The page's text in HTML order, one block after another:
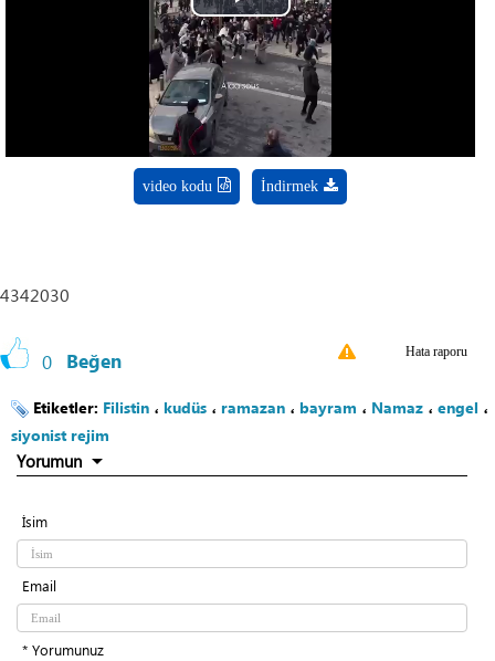
Play
Video
video kodu İndirmek
4342030
0 Beğen Hata raporu
Etiketler: Filistin ، kudüs ، ramazan ، bayram ، Namaz ، engel ،
siyonist rejim
Yorumun
İsim
Email
* Yorumunuz